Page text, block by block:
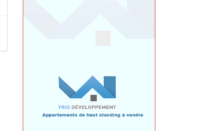
الجمعة 07 غشت | 13:07
طنجة.. فيديو متداول يقود إلى توقيف
شخصين للاشتباه في الفرار من محطة
وقود دون أداء
مصدر دبلوماسي: إعادة القاصرين غير
المرفوقين مسألة مبدأ قائمة على التعليمات
الملكية